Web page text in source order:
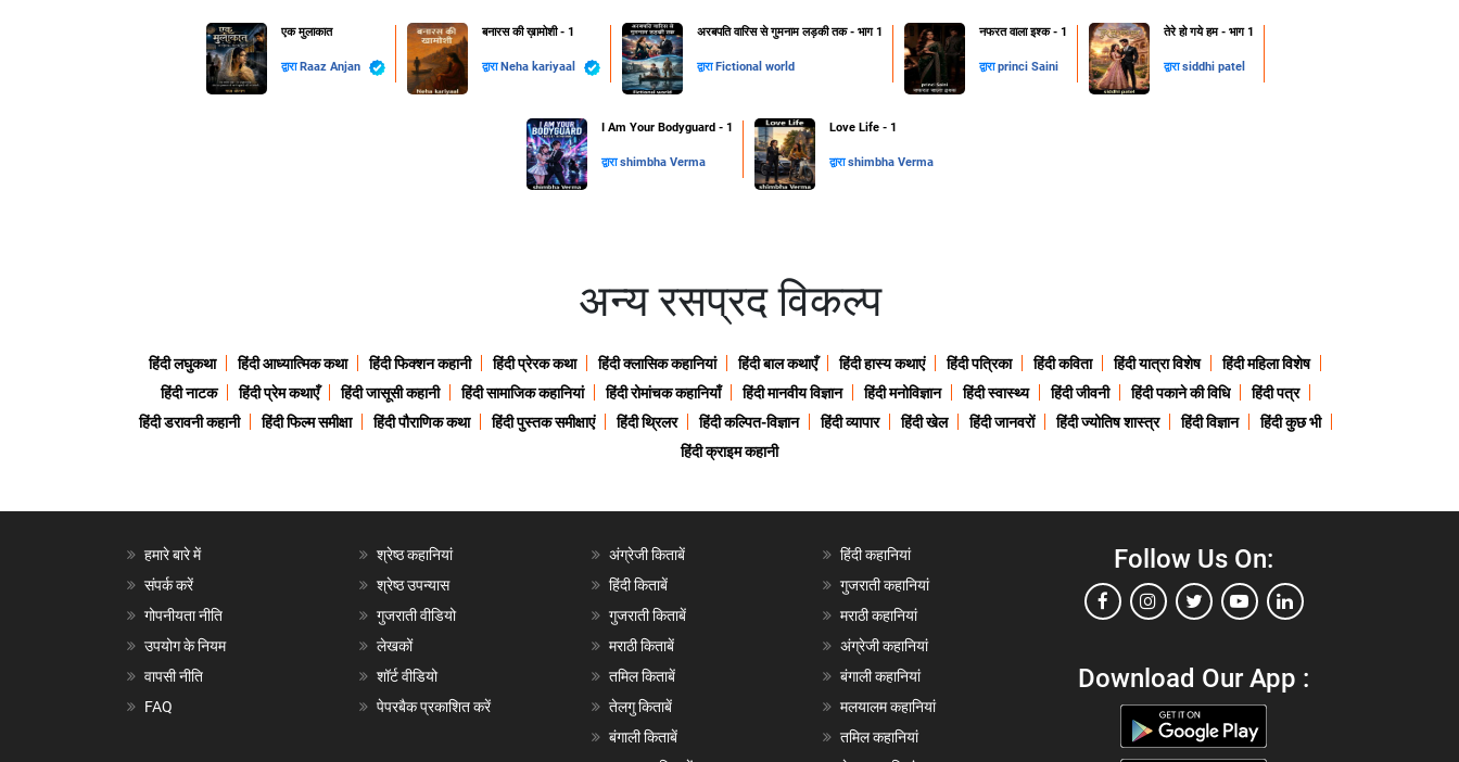
एक मुलाकात
द्वारा Raaz Anjan
बनारस की ख़ामोशी - 1
द्वारा Neha kariyaal
अरबपति वारिस से गुमनाम लड़की तक - भाग 1
द्वारा Fictional world
नफरत वाला इश्क - 1
द्वाराprinci Saini
तेरे हो गये हम - भाग 1
द्वाराsiddhi patel
I Am Your Bodyguard - 1
द्वाराshimbha Verma
Love Life - 1
द्वाराshimbha Verma
अन्य रसप्रद विकल्प
हिंदी लघुकथा हिंदी आध्यात्मिक कथा हिंदी फिक्शन कहानी हिंदी प्रेरक कथा हिंदी क्लासिक कहानियां हिंदी बाल कथाएँ हिंदी हास्य कथाएं हिंदी पत्रिका हिंदी कविता हिंदी यात्रा विशेष
हिंदी महिला विशेष
हिंदी नाटक
हिंदी प्रेम कथाएँ हिंदी जासूसी कहानी हिंदी सामाजिक कहानियां हिंदी रोमांचक कहानियाँ हिंदी मानवीय विज्ञान हिंदी मनोविज्ञान हिंदी स्वास्थ्य हिंदी जीवनी हिंदी पकाने की विधि
हिंदी पत्र
हिंदी डरावनी कहानी
हिंदी फिल्म समीक्षा हिंदी पौराणिक कथा हिंदी पुस्तक समीक्षाएं हिंदी थ्रिलर हिंदी कल्पित-विज्ञान हिंदी व्यापार हिंदी खेल हिंदी जानवरों हिंदी ज्योतिष शास्त्र हिंदी विज्ञान
हिंदी कुछ भी
हिंदी क्राइम कहानी
हमारे बारे में
संपर्क करें
गोपनीयता नीति
उपयोग के नियम
वापसी नीति
FAQ
श्रेष्ठ कहानियां
श्रेष्ठ उपन्यास
गुजराती वीडियो
लेखकों
शॉर्ट वीडियो
पेपरबैक प्रकाशित करें
अंग्रेजी किताबें
हिंदी किताबें
गुजराती किताबें
मराठी किताबें
तमिल किताबें
तेलगु किताबें
बंगाली किताबें
हिंदी कहानियां
गुजराती कहानियां
मराठी कहानियां
अंग्रेजी कहानियां
बंगाली कहानियां
मलयालम कहानियां
तमिल कहानियां
Follow Us On:
Download Our App :